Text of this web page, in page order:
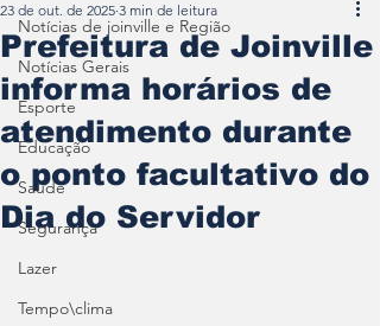
Notícias de joinville e Região
Notícias Gerais
Esporte
Educação
Saúde
Segurança
Lazer
Tempo\clima
Prefeitura de Joinville
informa horários de
atendimento durante
o ponto facultativo do
Dia do Servidor
23 de out. de 2025 3 min de leitura